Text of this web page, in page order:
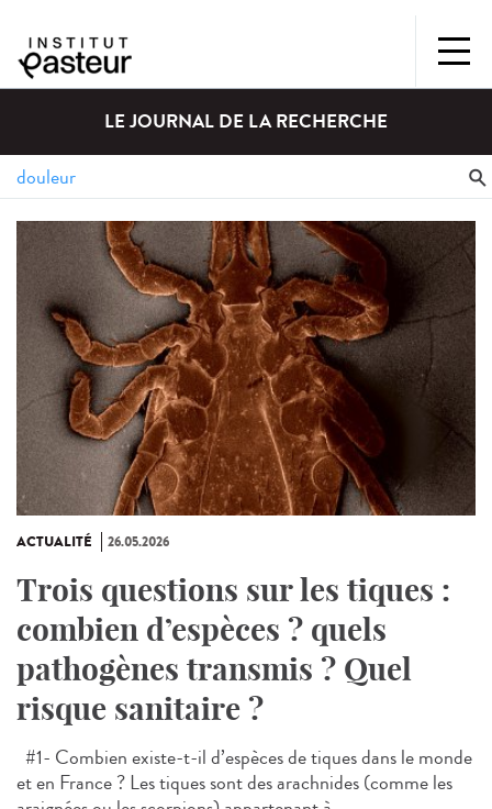
LE JOURNAL DE LA RECHERCHE
ACTUALITÉ 26.05.2026
Trois questions sur les tiques :
combien d’espèces ? quels
pathogènes transmis ? Quel
risque sanitaire ?
#1- Combien existe-t-il d’espèces de tiques dans le monde
et en France ? Les tiques sont des arachnides (comme les